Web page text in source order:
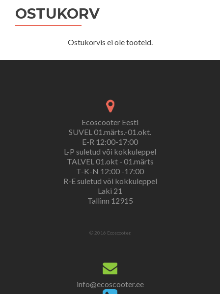
OSTUKORV
Ostukorvis ei ole tooteid.
Ecoscooter Eesti
SUVEL 01.märts.-01.okt.
E-R 12:00-17:00
L-P suletud või kokkuleppel
TALVEL 01.okt - 01.märts
T-K-N 12:00 -17:00
R-E suletud või kokkuleppel
Laki 21
Tallinn 12915
© 2016 Ecoscooter.
info@ecoscooter.ee